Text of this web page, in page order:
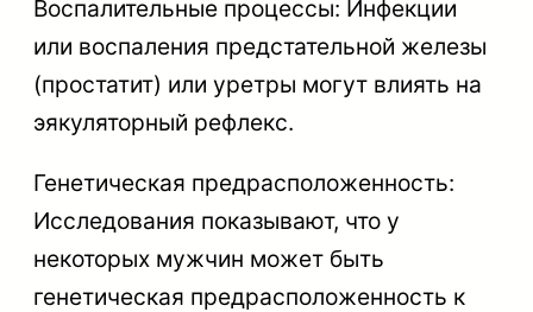
Воспалительные процессы: Инфекции
или воспаления предстательной железы
(простатит) или уретры могут влиять на
эякуляторный рефлекс.
Генетическая предрасположенность:
Исследования показывают, что у
некоторых мужчин может быть
генетическая предрасположенность к